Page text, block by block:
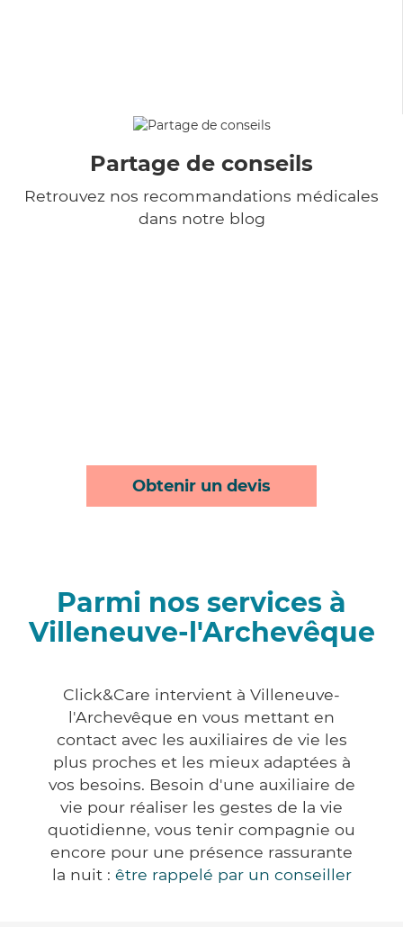
Partage de conseils
Retrouvez nos recommandations médicales
dans notre blog
Obtenir un devis
Parmi nos services à
Villeneuve-l'Archevêque
Click&Care intervient à Villeneuve-
l'Archevêque en vous mettant en
contact avec les auxiliaires de vie les
plus proches et les mieux adaptées à
vos besoins. Besoin d'une auxiliaire de
vie pour réaliser les gestes de la vie
quotidienne, vous tenir compagnie ou
encore pour une présence rassurante
la nuit : être rappelé par un conseiller